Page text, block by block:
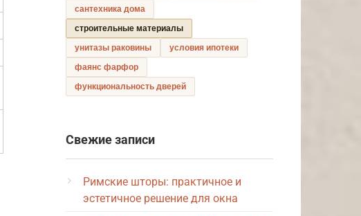
сантехника дома
строительные материалы
унитазы раковины
условия ипотеки
фаянс фарфор
функциональность дверей
Свежие записи
Римские шторы: практичное и
эстетичное решение для окна